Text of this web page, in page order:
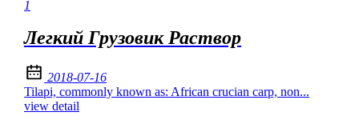
1
Легкий Грузовик Раствор
2018-07-16
Tilapi, commonly known as: African crucian carp, non...
view detail